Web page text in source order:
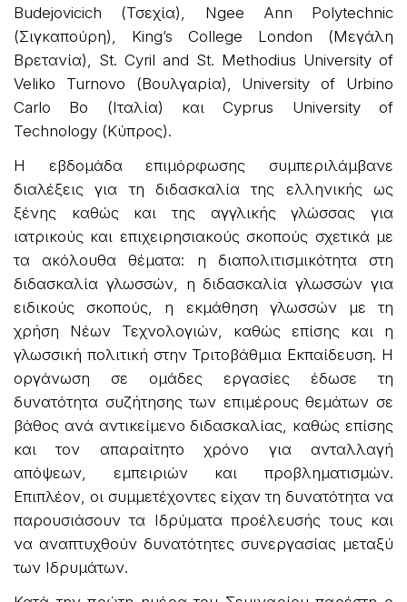
Budejovicich (Τσεχία), Ngee Ann Polytechnic
(Σιγκαπούρη), King’s College London (Μεγάλη
Βρετανία), St. Cyril and St. Methodius University of
Veliko Turnovo (Βουλγαρία), University of Urbino
Carlo Bo (Ιταλία) και Cyprus University of
Technology (Κύπρος).
Η εβδομάδα επιμόρφωσης συμπεριλάμβανε
διαλέξεις για τη διδασκαλία της ελληνικής ως
ξένης καθώς και της αγγλικής γλώσσας για
ιατρικούς και επιχειρησιακούς σκοπούς σχετικά με
τα ακόλουθα θέματα: η διαπολιτισμικότητα στη
διδασκαλία γλωσσών, η διδασκαλία γλωσσών για
ειδικούς σκοπούς, η εκμάθηση γλωσσών με τη
χρήση Νέων Τεχνολογιών, καθώς επίσης και η
γλωσσική πολιτική στην Τριτοβάθμια Εκπαίδευση. Η
οργάνωση σε ομάδες εργασίες έδωσε τη
δυνατότητα συζήτησης των επιμέρους θεμάτων σε
βάθος ανά αντικείμενο διδασκαλίας, καθώς επίσης
και τον απαραίτητο χρόνο για ανταλλαγή
απόψεων, εμπειριών και προβληματισμών.
Επιπλέον, οι συμμετέχοντες είχαν τη δυνατότητα να
παρουσιάσουν τα Ιδρύματα προέλευσής τους και
να αναπτυχθούν δυνατότητες συνεργασίας μεταξύ
των Ιδρυμάτων.